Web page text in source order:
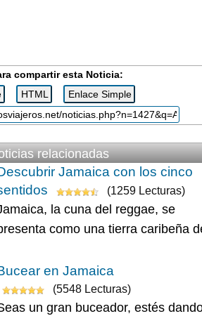
compartir esta Noticia:
relacionadas
Jamaica con los cinco
(1259 Lecturas)
la cuna del reggae, se
como una tierra caribeña
en Jamaica
(5548 Lecturas)
un gran buceador, estés